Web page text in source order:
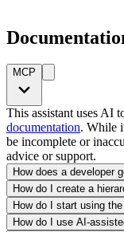
MCP
This assistant uses AI
documentation. While
be incomplete or
advice or support.
How does a developer
How do I create a
How do I start using
How do I use AI-